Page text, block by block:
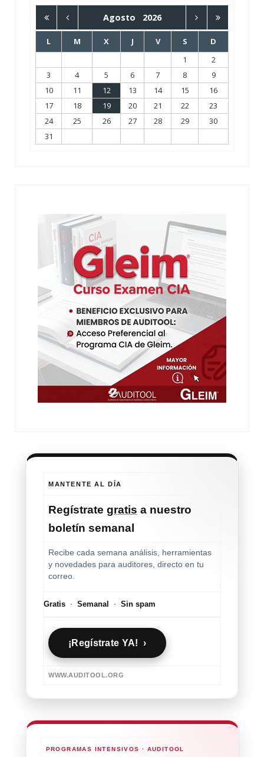
Agosto 2026
L M X J V S
D
1
2
3
4 5 6 7 8
9
10
11 12 13 14 15
16
17
18 19 20 21 22
23
24
25 26 27 28 29
30
31
MANTENTE AL DÍA
Regístrate gratis a nuestro
boletín semanal
Recibe cada semana análisis, herramientas
y novedades para auditores, directo en tu
correo.
Gratis · Semanal · Sin spam
¡Regístrate YA! ›
WWW.AUDITOOL.ORG
PROGRAMAS INTENSIVOS · AUDITOOL